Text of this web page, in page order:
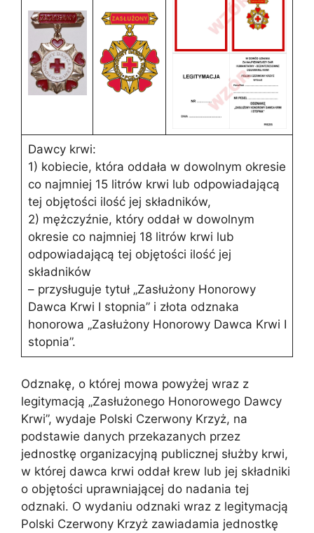
Dawcy krwi:
1) kobiecie, która oddała w dowolnym okresie
co najmniej 15 litrów krwi lub odpowiadającą
tej objętości ilość jej składników,
2) mężczyźnie, który oddał w dowolnym
okresie co najmniej 18 litrów krwi lub
odpowiadającą tej objętości ilość jej
składników
– przysługuje tytuł „Zasłużony Honorowy
Dawca Krwi I stopnia” i złota odznaka
honorowa „Zasłużony Honorowy Dawca Krwi I
stopnia”.
Odznakę, o której mowa powyżej wraz z
legitymacją „Zasłużonego Honorowego Dawcy
Krwi”, wydaje Polski Czerwony Krzyż, na
podstawie danych przekazanych przez
jednostkę organizacyjną publicznej służby krwi,
w której dawca krwi oddał krew lub jej składniki
o objętości uprawniającej do nadania tej
odznaki. O wydaniu odznaki wraz z legitymacją
Polski Czerwony Krzyż zawiadamia jednostkę